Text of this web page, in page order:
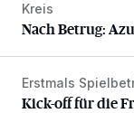
Nach Betrug:
Kreis
Nach Betrug:
Kick-off für die
Erstmals
Kick-off für die